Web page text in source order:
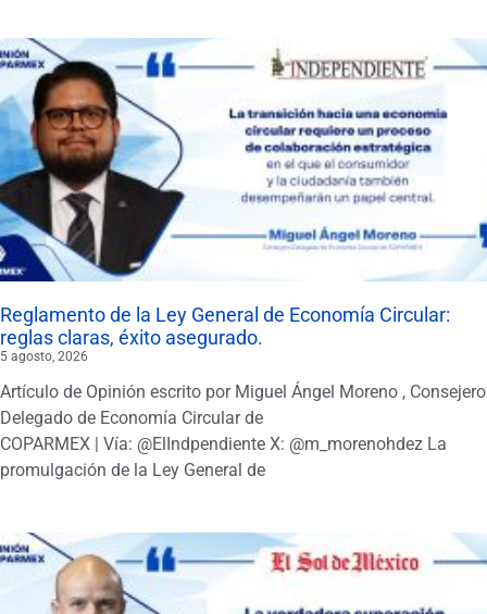
Reglamento de la Ley General de Economía Circular:
reglas claras, éxito asegurado.
5 agosto, 2026
Artículo de Opinión escrito por Miguel Ángel Moreno , Consejero
Delegado de Economía Circular de
COPARMEX | Vía: @ElIndpendiente X: @m_morenohdez La
promulgación de la Ley General de